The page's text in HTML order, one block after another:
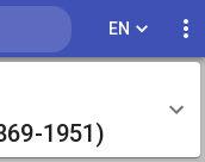
EN
1951)